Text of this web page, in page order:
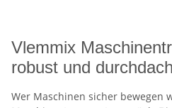
Vlemmix
robust und
Wer Maschinen sicher bewegen